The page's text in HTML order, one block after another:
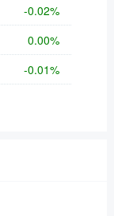
-0.02%
0.00%
-0.01%